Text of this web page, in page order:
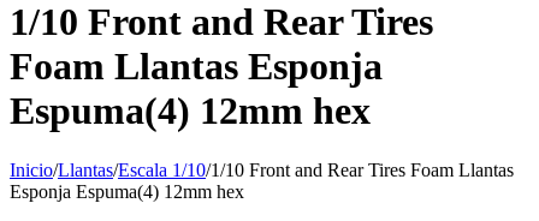
1/10 Front and Rear Tires
Foam Llantas Esponja
Espuma(4) 12mm hex
Inicio/Llantas/Escala 1/10/1/10 Front and Rear Tires Foam Llantas
Esponja Espuma(4) 12mm hex